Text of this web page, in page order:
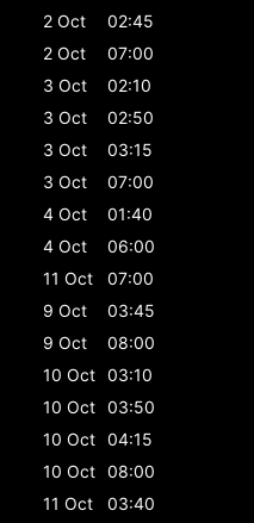
2 Oct
02:45
2 Oct
07:00
3 Oct
02:10
3 Oct
02:50
3 Oct
03:15
3 Oct
07:00
4 Oct
01:40
4 Oct
06:00
11 Oct
07:00
9 Oct
03:45
9 Oct
08:00
10 Oct 03:10
10 Oct 03:50
10 Oct 04:15
10 Oct 08:00
11 Oct
03:40